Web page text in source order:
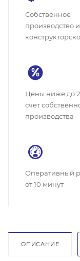
Собственное
производство и
Цены ниже до
счет
производства
Оперативный
от 10 минут
ОПИСАНИЕ